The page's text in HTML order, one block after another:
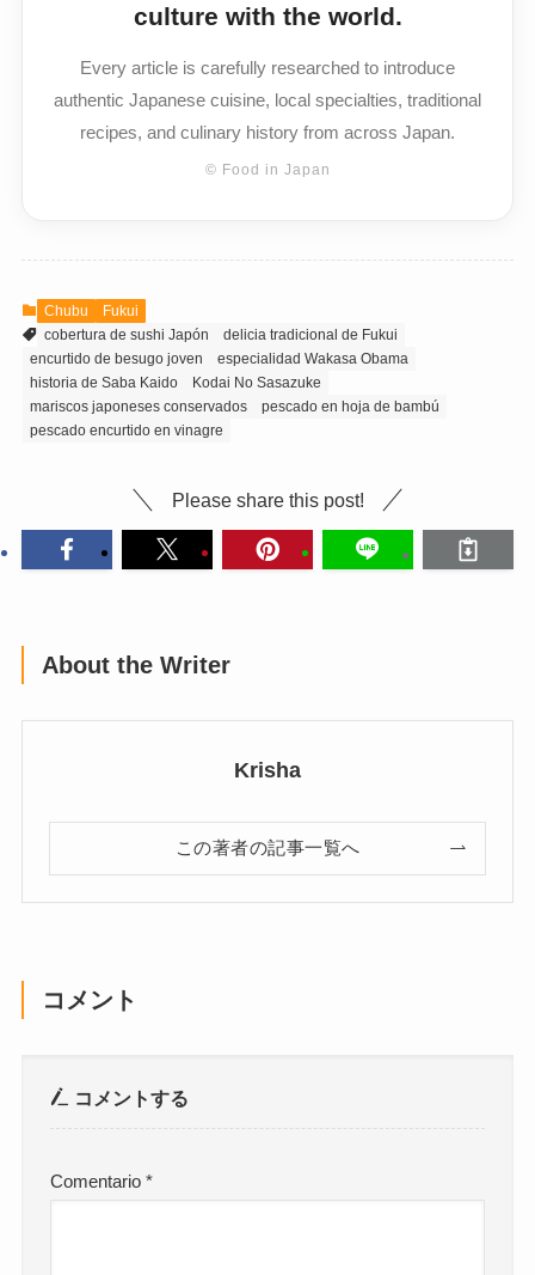
culture with the world.
Every article is carefully researched to introduce
authentic Japanese cuisine, local specialties, traditional
recipes, and culinary history from across Japan.
© Food in Japan
Chubu
Fukui
cobertura de sushi Japón
delicia tradicional de Fukui
encurtido de besugo joven
especialidad Wakasa Obama
historia de Saba Kaido
Kodai No Sasazuke
mariscos japoneses conservados
pescado en hoja de bambú
pescado encurtido en vinagre
Please share this post!
About the Writer
Krisha
この著者の記事一覧へ
コメント
コメントする
Comentario*